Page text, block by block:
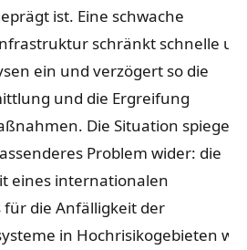
ist. Eine schwache
schränkt schnelle
ein und verzögert so die
und die Ergreifung
Die Situation spiegelt
Problem wider: die
eines internationalen
für die Anfälligkeit der
in Hochrisikogebieten wie